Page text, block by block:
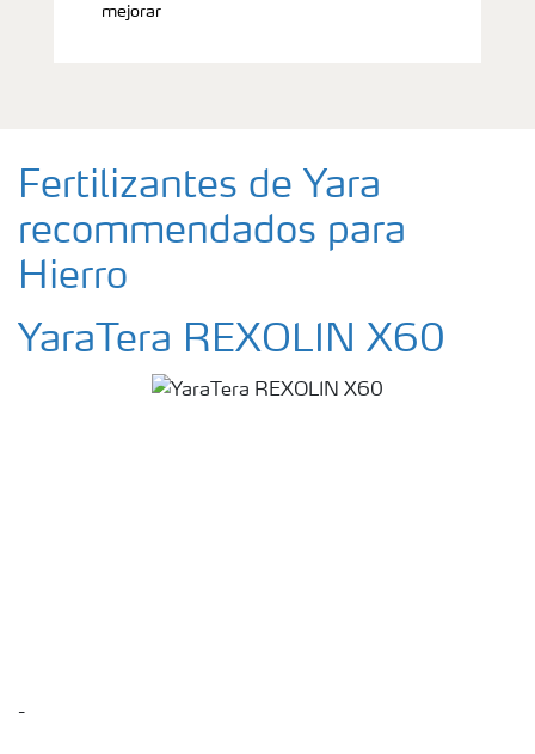
mejorar
Fertilizantes de Yara
recommendados para
Hierro
YaraTera REXOLIN X60
-